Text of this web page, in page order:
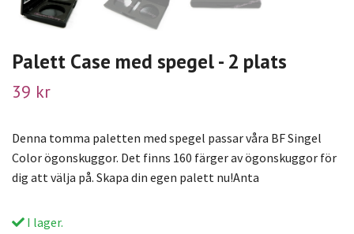
Palett Case med spegel - 2 plats
39 kr
Denna tomma paletten med spegel passar våra BF Singel
Color ögonskuggor. Det finns 160 färger av ögonskuggor för
dig att välja på. Skapa din egen palett nu!Anta
I lager.